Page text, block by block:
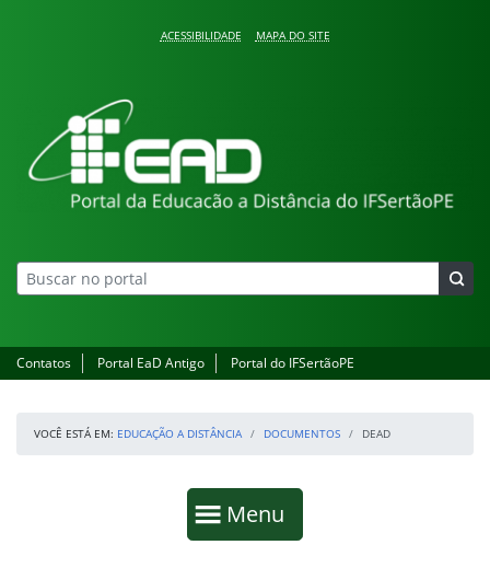
ACESSIBILIDADE MAPA DO SITE
Educação a Distância
Contatos Portal EaD Antigo Portal do IFSertãoPE
VOCÊ ESTÁ EM: EDUCAÇÃO A DISTÂNCIA DOCUMENTOS DEAD
Mostrar
Menu